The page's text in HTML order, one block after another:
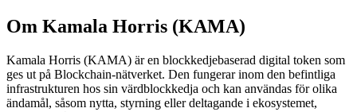
Om Kamala Horris (KAMA)
Kamala Horris (KAMA) är en blockkedjebaserad digital token som
ges ut på Blockchain-nätverket. Den fungerar inom den befintliga
infrastrukturen hos sin värdblockkedja och kan användas för olika
ändamål, såsom nytta, styrning eller deltagande i ekosystemet,